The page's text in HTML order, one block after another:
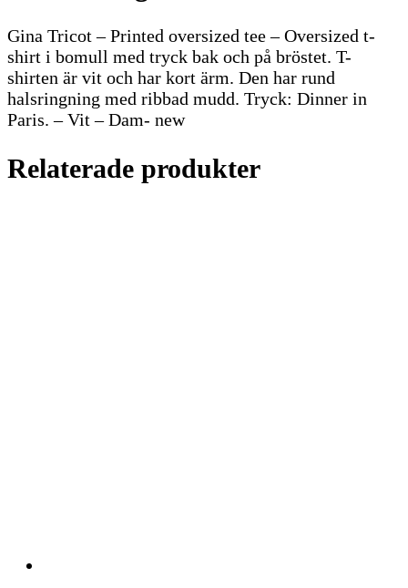
Gina Tricot – Printed oversized tee – Oversized t-
shirt i bomull med tryck bak och på bröstet. T-
shirten är vit och har kort ärm. Den har rund
halsringning med ribbad mudd. Tryck: Dinner in
Paris. – Vit – Dam- new
Relaterade produkter